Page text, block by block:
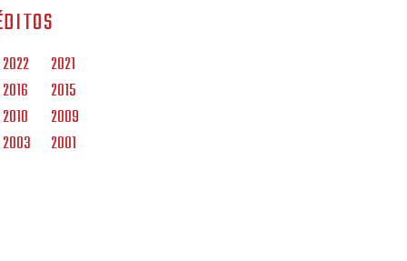
2022
2021
2016
2015
2010
2009
2003
2001